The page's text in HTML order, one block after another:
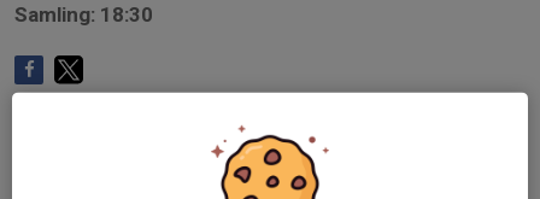
Samling: 18:30